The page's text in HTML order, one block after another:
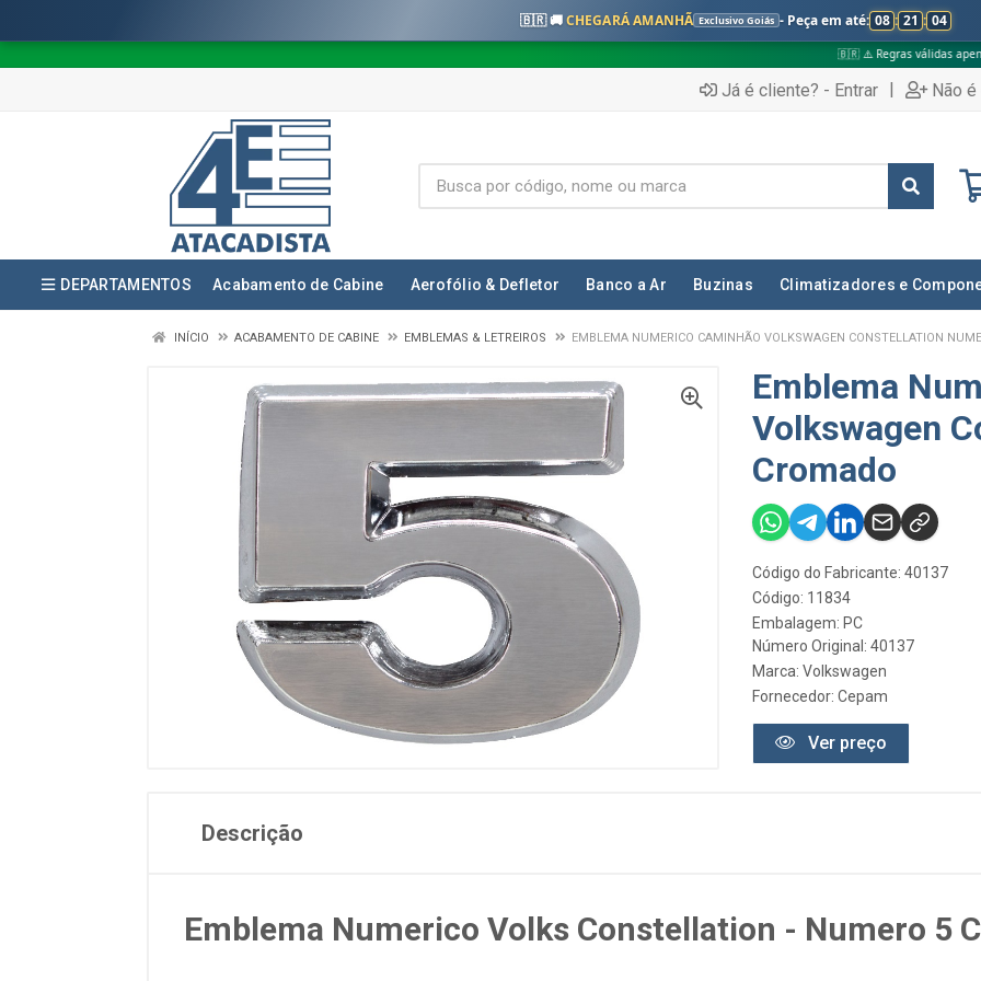
🇧🇷 🚚CHEGARÁ AMANHÃ Exclusivo Goiás - Peça em até: 08 : 21 : 03
🇧🇷 ⚠️ Regras válidas apenas para:
Já é cliente? - Entrar | Não
DEPARTAMENTOS Acabamento de Cabine Aerofólio & Defletor Banco a Ar Buzinas Climatizadores e
INÍCIO ACABAMENTO DE CABINE EMBLEMAS & LETREIROS EMBLEMA NUMERICO CAMINHÃO VOLKSWAGEN CONSTELLATION
Emblema
Volkswagen
Cromado
Código do Fabricante: 40137
Código: 11834
Embalagem: PC
Número Original: 40137
Marca: Volkswagen
Fornecedor: Cepam
Ver preço
Descrição
Emblema Numerico Volks Constellation - Numero 5